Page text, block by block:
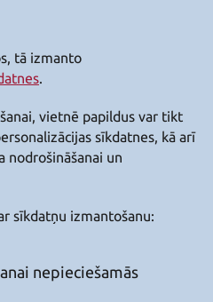
tā izmanto
.
vietnē papildus var tikt
sīkdatnes, kā arī
nodrošināšanai un
sīkdatņu izmantošanu:
nepieciešamās